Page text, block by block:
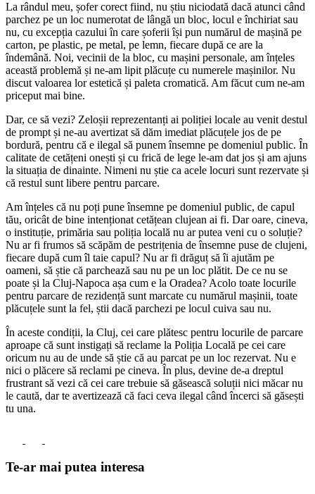
La rândul meu, șofer corect fiind, nu știu niciodată dacă atunci când
parchez pe un loc numerotat de lângă un bloc, locul e închiriat sau
nu, cu excepția cazului în care șoferii își pun numărul de mașină pe
carton, pe plastic, pe metal, pe lemn, fiecare după ce are la
îndemână. Noi, vecinii de la bloc, cu mașini personale, am înțeles
această problemă și ne-am lipit plăcuțe cu numerele mașinilor. Nu
discut valoarea lor estetică și paleta cromatică. Am făcut cum ne-am
priceput mai bine.
Dar, ce să vezi? Zeloșii reprezentanți ai poliției locale au venit destul
de prompt și ne-au avertizat să dăm imediat plăcuțele jos de pe
bordură, pentru că e ilegal să punem însemne pe domeniul public. În
calitate de cetățeni onești și cu frică de lege le-am dat jos și am ajuns
la situația de dinainte. Nimeni nu știe ca acele locuri sunt rezervate și
că restul sunt libere pentru parcare.
Am înțeles că nu poți pune însemne pe domeniul public, de capul
tău, oricât de bine intenționat cetățean clujean ai fi. Dar oare, cineva,
o instituție, primăria sau poliția locală nu ar putea veni cu o soluție?
Nu ar fi frumos să scăpăm de pestrițenia de însemne puse de clujeni,
fiecare după cum îl taie capul? Nu ar fi drăguț să îi ajutăm pe
oameni, să știe că parchează sau nu pe un loc plătit. De ce nu se
poate și la Cluj-Napoca așa cum e la Oradea? Acolo toate locurile
pentru parcare de rezidență sunt marcate cu numărul mașinii, toate
plăcuțele sunt la fel, știi dacă parchezi pe locul cuiva sau nu.
În aceste condiții, la Cluj, cei care plătesc pentru locurile de parcare
aproape că sunt instigați să reclame la Poliția Locală pe cei care
oricum nu au de unde să știe că au parcat pe un loc rezervat. Nu e
nici o plăcere să reclami pe cineva. În plus, devine de-a dreptul
frustrant să vezi că cei care trebuie să găsească soluții nici măcar nu
le caută, dar te avertizează că faci ceva ilegal când încerci să găsești
tu una.
Te-ar mai putea interesa